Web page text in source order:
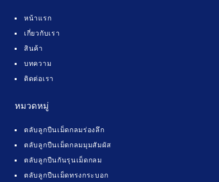
หน้าแรก
เกี่ยวกับเรา
สินค้า
บทความ
ติดต่อเรา
หมวดหมู่
ตลับลูกปืนเม็ดกลมร่องลึก
ตลับลูกปืนเม็ดกลมมุมสัมผัส
ตลับลูกปืนกันรุนเม็ดกลม
ตลับลูกปืนเม็ดทรงกระบอก